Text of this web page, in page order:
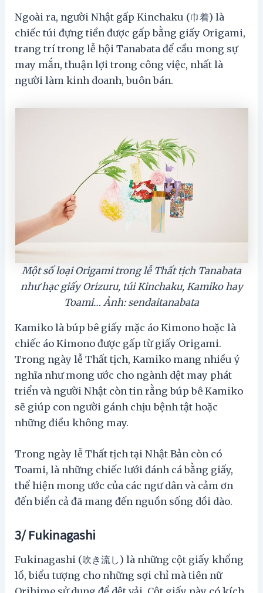
Ngoài ra, người Nhật gấp Kinchaku (巾着) là
chiếc túi đựng tiền được gấp bằng giấy Origami,
trang trí trong lễ hội Tanabata để cầu mong sự
may mắn, thuận lợi trong công việc, nhất là
người làm kinh doanh, buôn bán.
Một số loại Origami trong lễ Thất tịch Tanabata
như hạc giấy Orizuru, túi Kinchaku, Kamiko hay
Toami… Ảnh: sendaitanabata
Kamiko là búp bê giấy mặc áo Kimono hoặc là
chiếc áo Kimono được gấp từ giấy Origami.
Trong ngày lễ Thất tịch, Kamiko mang nhiều ý
nghĩa như mong ước cho ngành dệt may phát
triển và người Nhật còn tin rằng búp bê Kamiko
sẽ giúp con người gánh chịu bệnh tật hoặc
những điều không may.
Trong ngày lễ Thất tịch tại Nhật Bản còn có
Toami, là những chiếc lưới đánh cá bằng giấy,
thể hiện mong ước của các ngư dân và cảm ơn
đến biển cả đã mang đến nguồn sống dồi dào.
3/ Fukinagashi
Fukinagashi (吹き流し) là những cột giấy khổng
lồ, biểu tượng cho những sợi chỉ mà tiên nữ